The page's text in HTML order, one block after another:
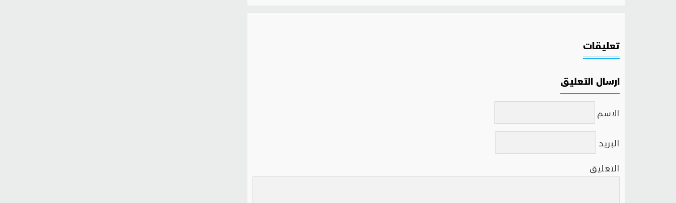
تعليقات
ارسال التعليق
الاسم
البريد
التعليق